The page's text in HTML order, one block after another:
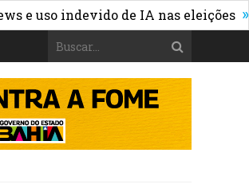
indevido de IA nas eleições »